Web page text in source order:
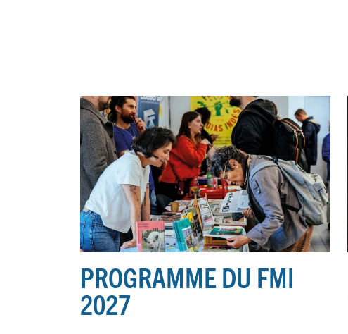
PROGRAMME DU FMI
2027